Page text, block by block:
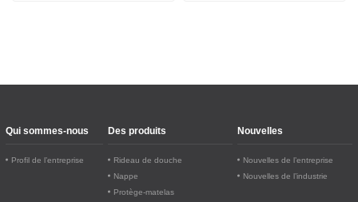
Qui sommes-nous
Profil de l’entreprise
Des produits
Rideau de douche
Nappe
Protège-matelas
Nouvelles
Nouvelles de l’entreprise
Nouvelles de l’industrie